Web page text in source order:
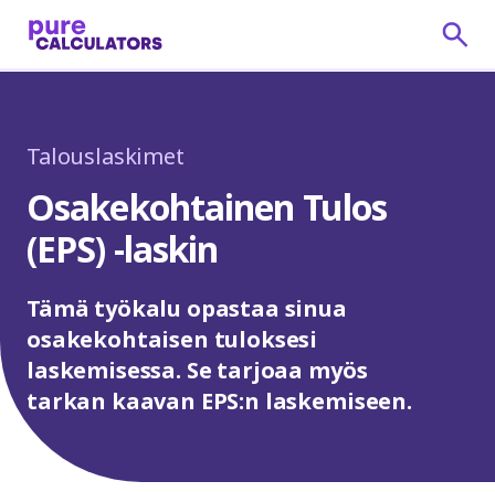
Talouslaskimet
Osakekohtainen Tulos
(EPS) -laskin
Tämä työkalu opastaa sinua
osakekohtaisen tuloksesi
laskemisessa. Se tarjoaa myös
tarkan kaavan EPS:n laskemiseen.